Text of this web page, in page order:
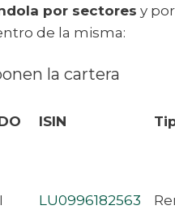
por sectores y
de la misma:
la cartera
ISIN
LU0996182563